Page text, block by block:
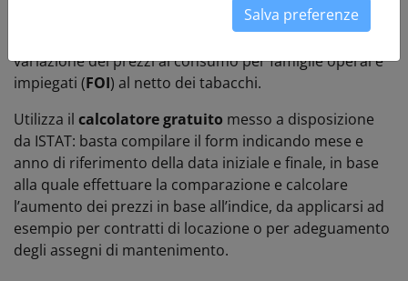
ISTAT e scopri la
variazione dei prezzi al consumo per famiglie operai e
impiegati (FOI) al netto dei tabacchi.
Utilizza il calcolatore gratuito messo a disposizione
da ISTAT: basta compilare il form indicando mese e
anno di riferimento della data iniziale e finale, in base
alla quale effettuare la comparazione e calcolare
l’aumento dei prezzi in base all’indice, da applicarsi ad
esempio per contratti di locazione o per adeguamento
degli assegni di mantenimento.
Salva preferenze